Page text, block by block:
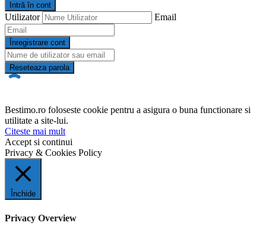
Intră în cont
Utilizator Email
Înregistrare cont
Reseteaza parola
Bestimo.ro foloseste cookie pentru a asigura o buna functionare si
utilitate a site-lui.
Citeste mai mult
Accept si continui
Privacy & Cookies Policy
Închide
Privacy Overview